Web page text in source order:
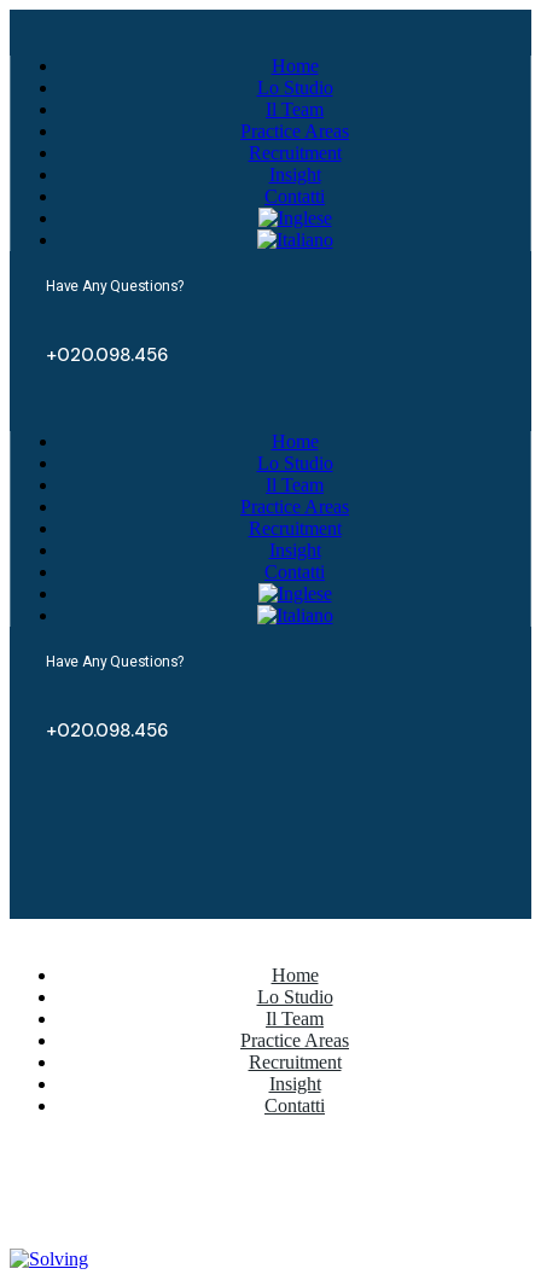
Home
Lo Studio
Il Team
Practice Areas
Recruitment
Insight
Contatti
+020.098.456
Have Any Questions?
Home
Lo Studio
Il Team
Practice Areas
Recruitment
Insight
Contatti
+020.098.456
Have Any Questions?
Home
Lo Studio
Il Team
Practice Areas
Recruitment
Insight
Contatti